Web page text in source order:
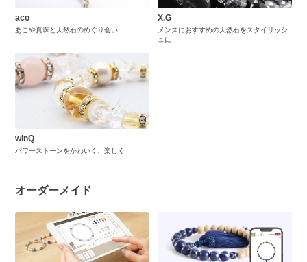
aco
あこや真珠と天然石のめぐり会い
X.G
メンズにおすすめの天然石をスタイリッシ
ュに
winQ
パワーストーンをかわいく、楽しく
オーダーメイド